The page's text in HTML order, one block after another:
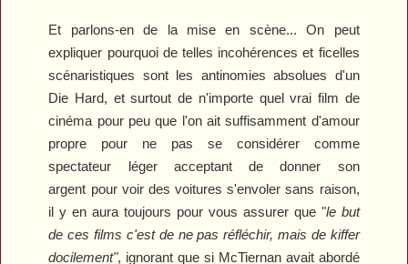
Et parlons-en de la mise en scène... On peut
expliquer pourquoi de telles incohérences et ficelles
scénaristiques sont les antinomies absolues d'un
Die Hard, et surtout de n'importe quel vrai film de
cinéma pour peu que l'on ait suffisamment d'amour
propre pour ne pas se considérer comme
spectateur léger acceptant de donner son
argent pour voir des voitures s'envoler sans raison,
il y en aura toujours pour vous assurer que "le but
de ces films c'est de ne pas réfléchir, mais de kiffer
docilement", ignorant que si McTiernan avait abordé